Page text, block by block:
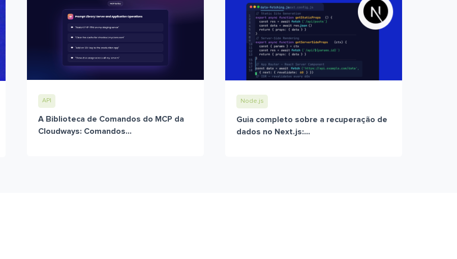
API
A Biblioteca de Comandos do MCP da
Cloudways: Comandos...
Node.js
Guia completo sobre a recuperação de
dados no Next.js:...